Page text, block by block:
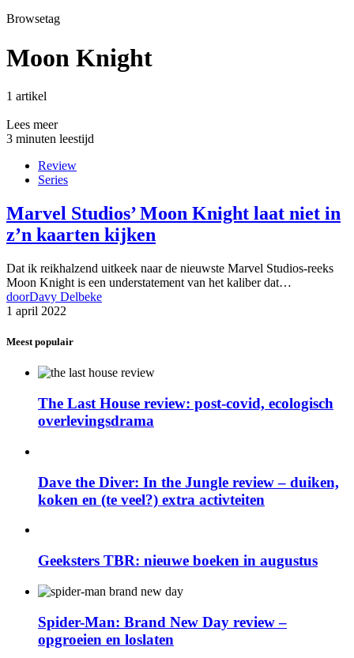
Browsetag
Moon Knight
1 artikel
Lees meer
3 minuten leestijd
Review
Series
Marvel Studios’ Moon Knight laat niet in
z’n kaarten kijken
Dat ik reikhalzend uitkeek naar de nieuwste Marvel Studios-reeks
Moon Knight is een understatement van het kaliber dat…
doorDavy Delbeke
1 april 2022
Meest populair
The Last House review: post-covid, ecologisch
overlevingsdrama
Dave the Diver: In the Jungle review – duiken,
koken en (te veel?) extra activteiten
Geeksters TBR: nieuwe boeken in augustus
Spider-Man: Brand New Day review –
opgroeien en loslaten